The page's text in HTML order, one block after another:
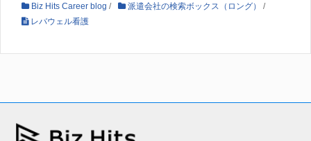
Biz Hits Career blog / 派遣会社の検索ボックス（ロング）
/
レバウェル看護